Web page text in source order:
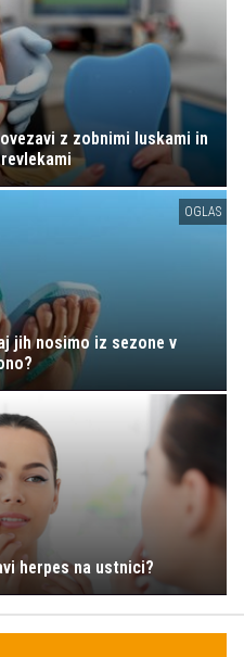
z zobnimi luskami in
OGLAS
jih nosimo iz sezone v
herpes na ustnici?